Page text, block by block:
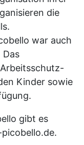
die
war auch
Das
Kinder sowie
gibt es